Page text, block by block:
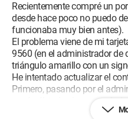
Recientemente compré un
desde hace poco no puedo
funcionaba muy bien antes).
El problema viene de mi
9560 (en el administrador de
triángulo amarillo con un
He intentado actualizar el
Primero, pasando por el
según él, todos los
fui al sitio de MSI para